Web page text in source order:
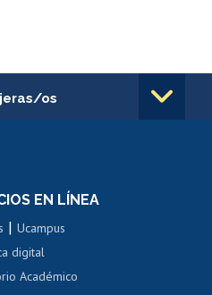
os
español
EN LÍNEA
|Ucampus
digital
Académico